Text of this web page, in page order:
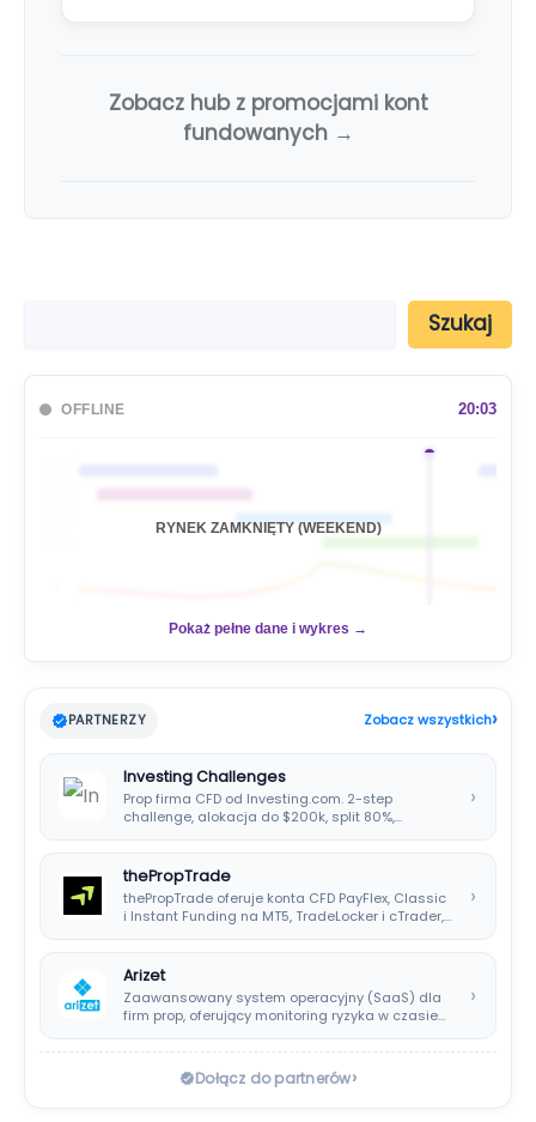
Zobacz hub z promocjami kont
fundowanych →
Szukaj
OFFLINE 20:03
RYNEK ZAMKNIĘTY (WEEKEND)
Pokaż pełne dane i wykres →
PARTNERZY Zobacz wszystkich›
Investing Challenges
Prop firma CFD od Investing.com. 2-step
challenge, alokacja do $200k, split 80%,
›
thePropTrade
thePropTrade oferuje konta CFD PayFlex, Classic
i Instant Funding na MT5, TradeLocker i cTrader,…
›
Arizet
Zaawansowany system operacyjny (SaaS) dla
firm prop, oferujący monitoring ryzyka w czasie
›
Dołącz do partnerów›